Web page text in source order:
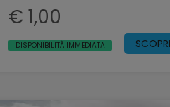
€ 1,00
DISPONIBILITÀ IMMEDIATA SCOPRI